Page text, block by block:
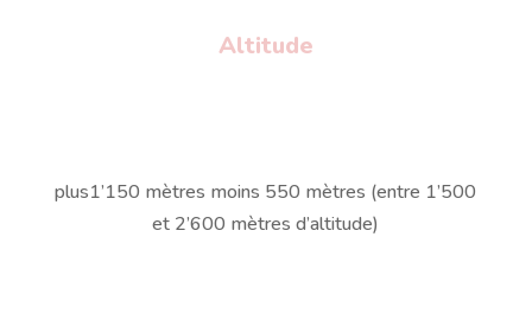
Altitude
plus1’150 mètres moins 550 mètres (entre 1’500
et 2’600 mètres d’altitude)